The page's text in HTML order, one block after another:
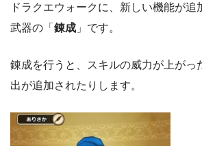
ドラクエウォークに、新しい機能が追
武器の「 錬成 」です。
錬成を行うと、スキルの威力が上がっ
出が追加されたりします。